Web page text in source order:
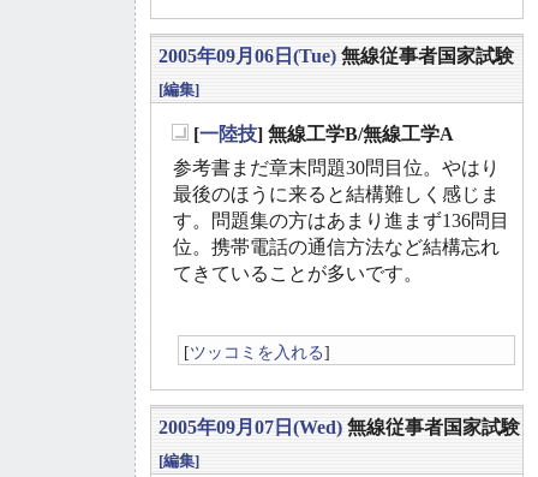
2005年09月06日(Tue) 無線従事者国家試験
[編集]
[一陸技] 無線工学B/無線工学A
参考書まだ章末問題30問目位。やはり
最後のほうに来ると結構難しく感じま
す。問題集の方はあまり進まず136問目
位。携帯電話の通信方法など結構忘れ
てきていることが多いです。
[ツッコミを入れる]
2005年09月07日(Wed) 無線従事者国家試験
[編集]